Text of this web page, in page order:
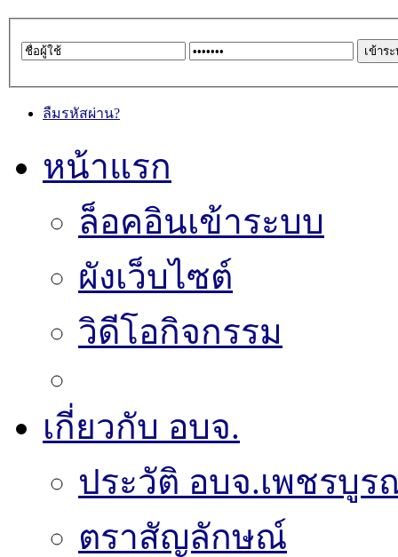
ลืมรหัสผ่าน?
หน้าแรก
ล็อคอินเข้าระบบ
ผังเว็บไซต์
วิดีโอกิจกรรม
เกี่ยวกับ อบจ.
ประวัติ อบจ.เพชรบูร
ตราสัญลักษณ์